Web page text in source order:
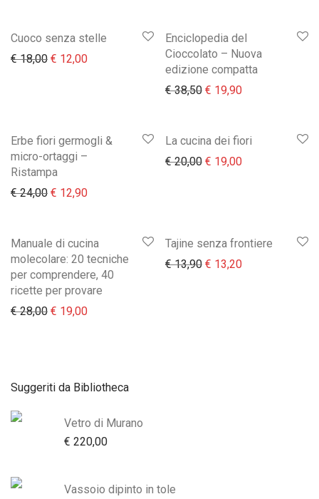
Cuoco senza stelle
€18,00 Il prezzo originale era: € 18,00.
€ 12,00Il prezzo attuale è: € 12,00.
Enciclopedia del
Cioccolato – Nuova
edizione compatta
€38,50 Il prezzo originale era:
€ 19,90Il prezzo
Erbe fiori germogli &
micro-ortaggi –
Ristampa
€24,00 Il prezzo originale era: € 24,00.
€ 12,90Il prezzo attuale è: € 12,90.
La cucina dei fiori
€20,00 Il prezzo originale era:
€ 19,00Il prezzo
Manuale di cucina
molecolare: 20 tecniche
per comprendere, 40
ricette per provare
€28,00 Il prezzo originale era: € 28,00.
€ 19,00Il prezzo attuale è: € 19,00.
Tajine senza frontiere
€13,90 Il prezzo originale era:
€ 13,20Il prezzo
Suggeriti da Bibliotheca
Vetro di Murano
€ 220,00
Vassoio dipinto in tole